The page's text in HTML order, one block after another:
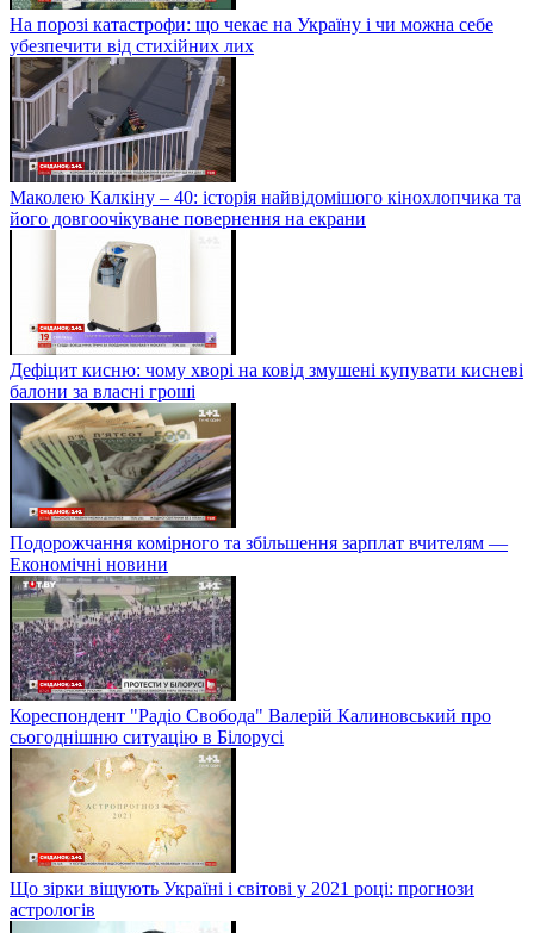
На порозі катастрофи: що чекає на Україну і чи можна себе
убезпечити від стихійних лих
Маколею Калкіну – 40: історія найвідомішого кінохлопчика та
його довгоочікуване повернення на екрани
Дефіцит кисню: чому хворі на ковід змушені купувати кисневі
балони за власні гроші
Подорожчання комірного та збільшення зарплат вчителям —
Економічні новини
Кореспондент "Радіо Свобода" Валерій Калиновський про
сьогоднішню ситуацію в Білорусі
Що зірки віщують Україні і світові у 2021 році: прогнози
астрологів